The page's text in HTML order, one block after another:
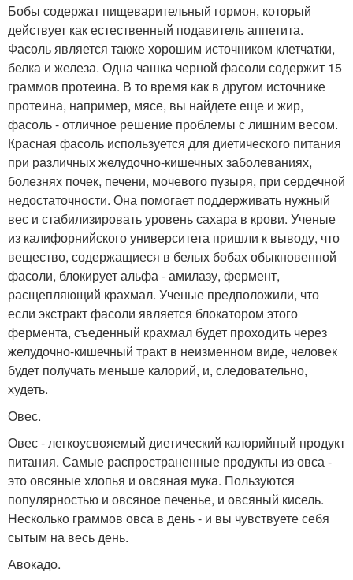
Бобы содержат пищеварительный гормон, который
действует как естественный подавитель аппетита.
Фасоль является также хорошим источником клетчатки,
белка и железа. Одна чашка черной фасоли содержит 15
граммов протеина. В то время как в другом источнике
протеина, например, мясе, вы найдете еще и жир,
фасоль - отличное решение проблемы с лишним весом.
Красная фасоль используется для диетического питания
при различных желудочно-кишечных заболеваниях,
болезнях почек, печени, мочевого пузыря, при сердечной
недостаточности. Она помогает поддерживать нужный
вес и стабилизировать уровень сахара в крови. Ученые
из калифорнийского университета пришли к выводу, что
вещество, содержащиеся в белых бобах обыкновенной
фасоли, блокирует альфа - амилазу, фермент,
расщепляющий крахмал. Ученые предположили, что
если экстракт фасоли является блокатором этого
фермента, съеденный крахмал будет проходить через
желудочно-кишечный тракт в неизменном виде, человек
будет получать меньше калорий, и, следовательно,
худеть.
Овес.
Овес - легкоусвояемый диетический калорийный продукт
питания. Самые распространенные продукты из овса -
это овсяные хлопья и овсяная мука. Пользуются
популярностью и овсяное печенье, и овсяный кисель.
Несколько граммов овса в день - и вы чувствуете себя
сытым на весь день.
Авокадо.